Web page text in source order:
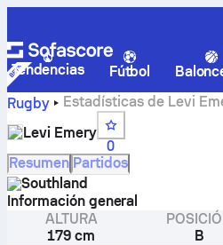
Tendencias Fútbol
Rugby
Estadísticas de Levi
Levi Emery
0
Resumen Partidos
Southland
Información general
ALTURA
179 cm
B